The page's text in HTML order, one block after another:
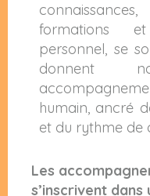
formations
personnel, se
donnent
humain, ancré
et du rythme de
Les
s’inscrivent